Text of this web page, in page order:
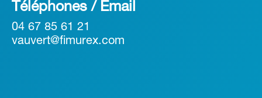
Téléphones / Email
04 67 85 61 21
vauvert@fimurex.com